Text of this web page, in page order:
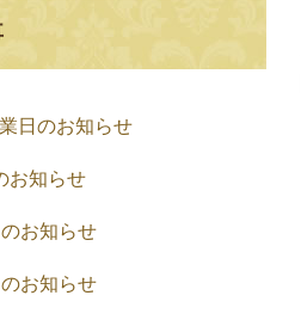
日のお知らせ
お知らせ
お知らせ
お知らせ